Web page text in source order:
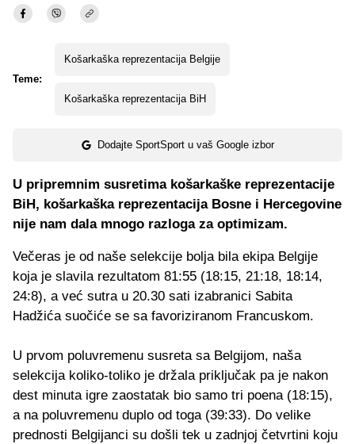
Teme:
Košarkaška reprezentacija Belgije
Košarkaška reprezentacija BiH
Dodajte SportSport u vaš Google izbor
U pripremnim susretima košarkaške reprezentacije
BiH, košarkaška reprezentacija Bosne i Hercegovine
nije nam dala mnogo razloga za optimizam.
Večeras je od naše selekcije bolja bila ekipa Belgije
koja je slavila rezultatom 81:55 (18:15, 21:18, 18:14,
24:8), a već sutra u 20.30 sati izabranici Sabita
Hadžića suočiće se sa favoriziranom Francuskom.
U prvom poluvremenu susreta sa Belgijom, naša
selekcija koliko-toliko je držala priključak pa je nakon
dest minuta igre zaostatak bio samo tri poena (18:15),
a na poluvremenu duplo od toga (39:33). Do velike
prednosti Belgijanci su došli tek u zadnjoj četvrtini koju